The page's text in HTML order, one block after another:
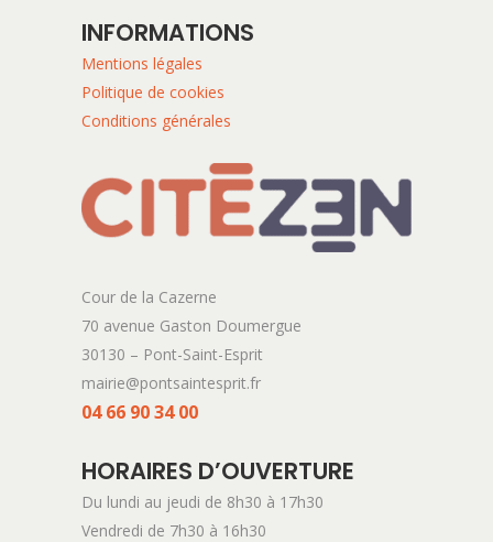
INFORMATIONS
Mentions légales
Politique de cookies
Conditions générales
Cour de la Cazerne
70 avenue Gaston Doumergue
30130 – Pont-Saint-Esprit
mairie@pontsaintesprit.fr
04 66 90 34 00
HORAIRES D’OUVERTURE
Du lundi au jeudi de 8h30 à 17h30
Vendredi de 7h30 à 16h30